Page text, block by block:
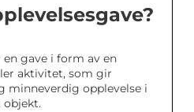
en gave i form av en
aktivitet, som gir
minneverdig opplevelse i
objekt.